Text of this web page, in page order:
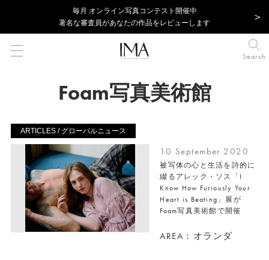
毎⽉ オンライン写真コンテスト開催中
著名な審査員があなたの作品をレビューします
Search
Foam写真美術館
ARTICLES / グローバルニュース
10 September 2020
被写体の心と生活を詩的に
綴るアレック・ソス「I
Know How Furiously Your
Heart is Beating」展が
Foam写真美術館で開催
AREA：オランダ